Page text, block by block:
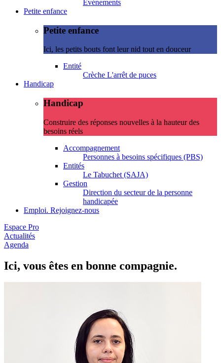
Evénements
Petite enfance
Petite enfance
Ici, les petits bouts font leur nid tout en douceur
Entité
Crèche L'arrêt de puces
Handicap
Handicap
Construire des réponses nouvelles à la hauteur des
besoins réels
Accompagnement
Personnes à besoins spécifiques (PBS)
Entités
Le Tabuchet (SAJA)
Gestion
Direction du secteur de la personne
handicapée
Emploi. Rejoignez-nous
Espace Pro
Actualités
Agenda
Ici, vous êtes en bonne compagnie.